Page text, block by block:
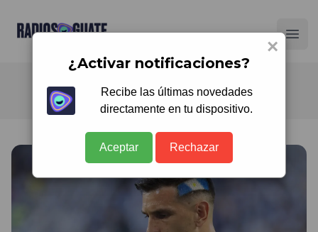
Radios Guate
×
¿Activar notificaciones?
Recibe las últimas novedades
directamente en tu dispositivo.
Aceptar Rechazar